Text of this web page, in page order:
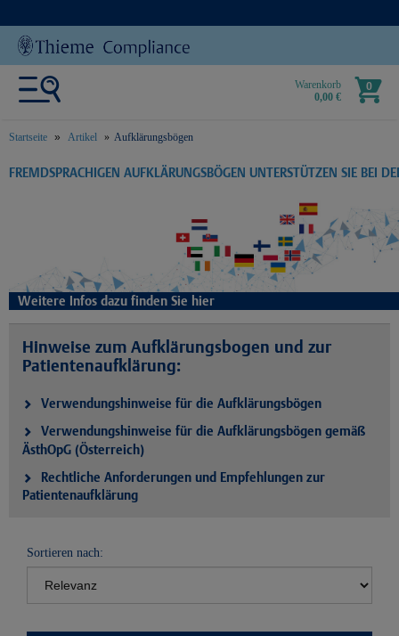
Warenkorb
0,00 €
0
Startseite Artikel Aufklärungsbögen
text.skipToContent
text.skipToNavigation
FREMDSPRACHIGEN AUFKLÄRUNGSBÖGEN UNTERSTÜTZEN SIE BEI
Weitere Infos dazu finden Sie hier
Hinweise zum Aufklärungsbogen und zur
Patientenaufklärung:
Verwendungshinweise für die Aufklärungsbögen
Verwendungshinweise für die Aufklärungsbögen gemäß
ÄsthOpG (Österreich)
Rechtliche Anforderungen und Empfehlungen zur
Patientenaufklärung
Sortieren nach: